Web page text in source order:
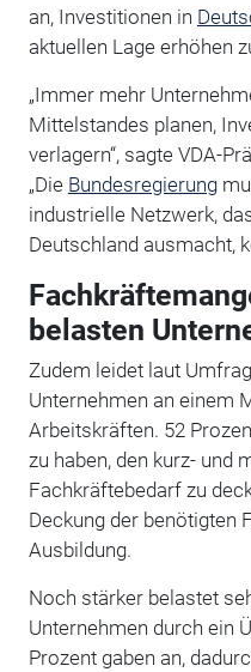
an, Investitionen in
aktuellen Lage erhöhen
„Immer mehr
Mittelstandes planen,
verlagern“, sagte VDA-
„Die Bundesregierung
industrielle Netzwerk,
Deutschland ausmacht,
belasten
Zudem leidet laut
Unternehmen an einem
Arbeitskräften. 52
zu haben, den kurz- und
Fachkräftebedarf zu
Deckung der benötigten
Ausbildung.
Noch stärker belastet
Unternehmen durch ein
Prozent gaben an,